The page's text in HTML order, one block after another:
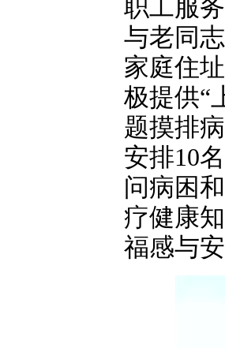
职工服
与老同
家庭住
极提供“
题摸排
安排10
问病困
疗健康
福感与